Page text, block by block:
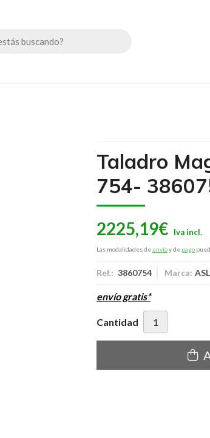
Taladro
754-
2225,19€
Las modalidades de envíoy de pago
Ref.: 3860754 Marca:
envío gratis*
Cantidad